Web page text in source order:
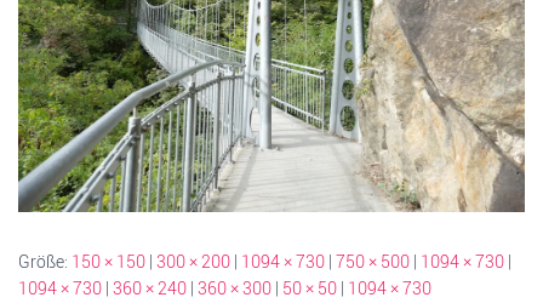
Größe: 150 × 150 | 300 × 200 | 1094 × 730 | 750 × 500 | 1094 × 730 |
1094 × 730 | 360 × 240 | 360 × 300 | 50 × 50 | 1094 × 730